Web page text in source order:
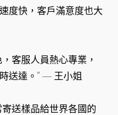
度快，客戶滿意度也大
客服人員熱心專業，
送達。” — 王小姐
送樣品給世界各國的